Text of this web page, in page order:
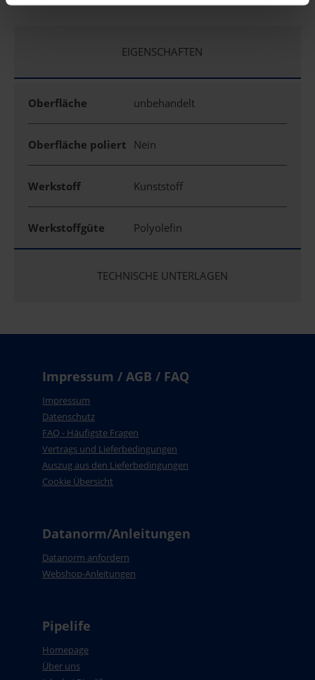
EIGENSCHAFTEN
Oberfläche unbehandelt
Oberfläche poliert Nein
Werkstoff Kunststoff
Werkstoffgüte Polyolefin
TECHNISCHE UNTERLAGEN
Impressum / AGB / FAQ
Impressum
Datenschutz
FAQ - Häufigste Fragen
Vertrags und Lieferbedingungen
Auszug aus den Lieferbedingungen
Cookie Übersicht
Datanorm/Anleitungen
Datanorm anfordern
Webshop-Anleitungen
Pipelife
Homepage
Über uns